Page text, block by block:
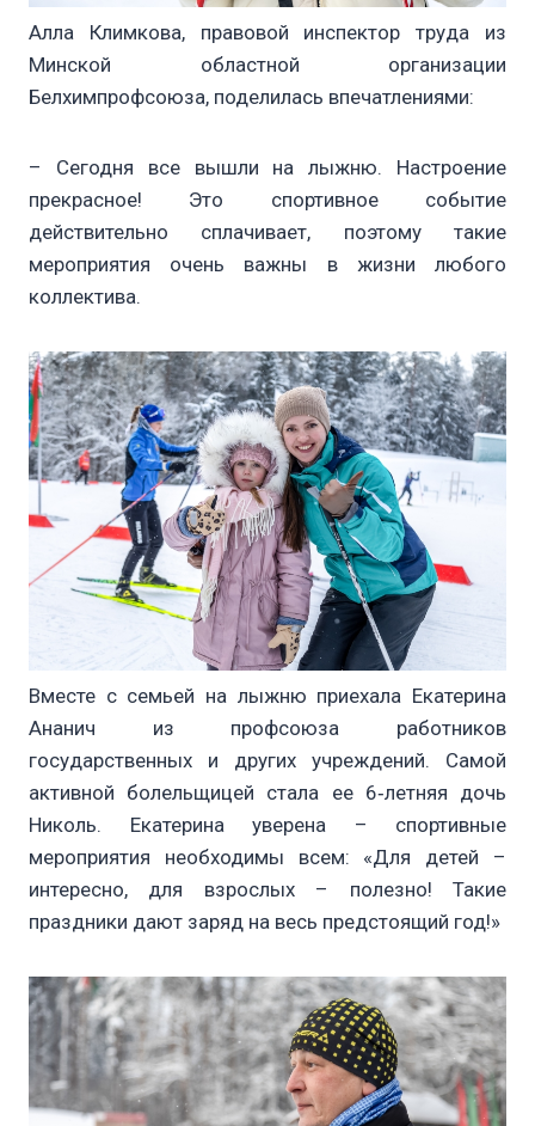
Алла Климкова, правовой инспектор труда из
Минской областной организации
Белхимпрофсоюза, поделилась впечатлениями:
– Сегодня все вышли на лыжню. Настроение
прекрасное! Это спортивное событие
действительно сплачивает, поэтому такие
мероприятия очень важны в жизни любого
коллектива.
Вместе с семьей на лыжню приехала Екатерина
Ананич из профсоюза работников
государственных и других учреждений. Самой
активной болельщицей стала ее 6‑летняя дочь
Николь. Екатерина уверена – спортивные
мероприятия необходимы всем: «Для детей –
интересно, для взрослых – полезно! Такие
праздники дают заряд на весь предстоящий год!»